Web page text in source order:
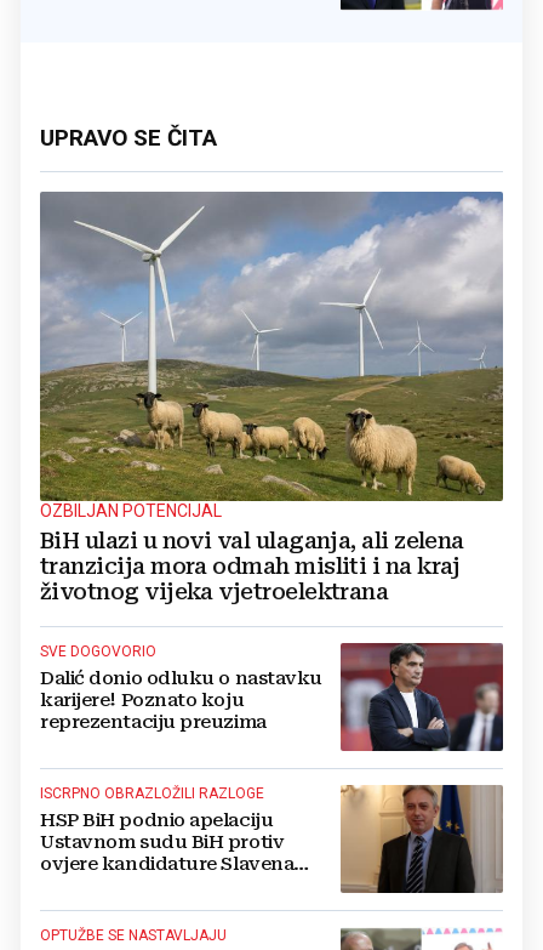
UPRAVO SE ČITA
OZBILJAN POTENCIJAL
BiH ulazi u novi val ulaganja, ali zelena
tranzicija mora odmah misliti i na kraj
životnog vijeka vjetroelektrana
SVE DOGOVORIO
Dalić donio odluku o nastavku
karijere! Poznato koju
reprezentaciju preuzima
ISCRPNO OBRAZLOŽILI RAZLOGE
HSP BiH podnio apelaciju
Ustavnom sudu BiH protiv
ovjere kandidature Slavena
OPTUŽBE SE NASTAVLJAJU